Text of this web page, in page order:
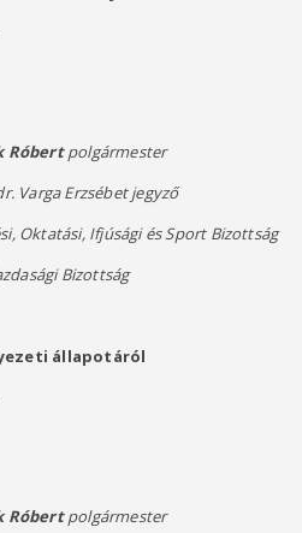
Róbertpolgármester
Varga Erzsébet jegyző
Oktatási, Ifjúsági és Sport Bizottság
Bizottság
állapotáról
Róbertpolgármester